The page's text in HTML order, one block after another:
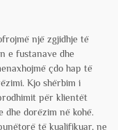
një zgjidhje të
e fustanave dhe
çdo hap të
Kjo shërbim i
për klientët
dhe dorëzim në kohë.
të kualifikuar, ne